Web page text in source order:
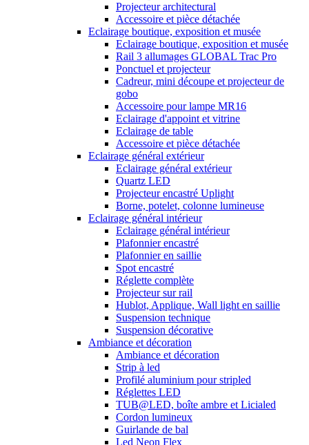
Projecteur architectural
Accessoire et pièce détachée
Eclairage boutique, exposition et musée
Eclairage boutique, exposition et musée
Rail 3 allumages GLOBAL Trac Pro
Ponctuel et projecteur
Cadreur, mini découpe et projecteur de
gobo
Accessoire pour lampe MR16
Eclairage d'appoint et vitrine
Eclairage de table
Accessoire et pièce détachée
Eclairage général extérieur
Eclairage général extérieur
Quartz LED
Projecteur encastré Uplight
Borne, potelet, colonne lumineuse
Eclairage général intérieur
Eclairage général intérieur
Plafonnier encastré
Plafonnier en saillie
Spot encastré
Réglette complète
Projecteur sur rail
Hublot, Applique, Wall light en saillie
Suspension technique
Suspension décorative
Ambiance et décoration
Ambiance et décoration
Strip à led
Profilé aluminium pour stripled
Réglettes LED
TUB@LED, boîte ambre et Licialed
Cordon lumineux
Guirlande de bal
Led Neon Flex